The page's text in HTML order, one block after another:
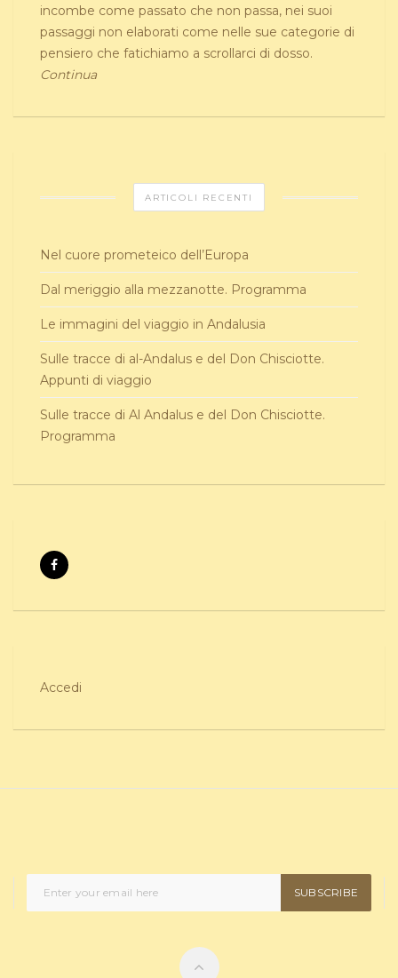
incombe come passato che non passa, nei suoi
passaggi non elaborati come nelle sue categorie di
pensiero che fatichiamo a scrollarci di dosso.
Continua
ARTICOLI RECENTI
Nel cuore prometeico dell’Europa
Dal meriggio alla mezzanotte. Programma
Le immagini del viaggio in Andalusia
Sulle tracce di al-Andalus e del Don Chisciotte.
Appunti di viaggio
Sulle tracce di Al Andalus e del Don Chisciotte.
Programma
Accedi
SUBSCRIBE